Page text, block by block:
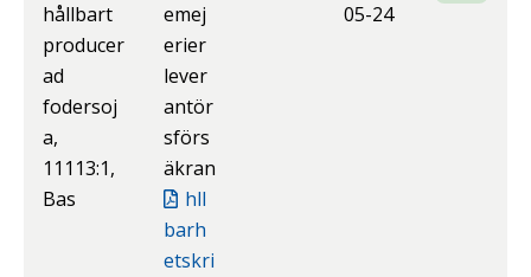
hållbart
producer
ad
fodersoj
a,
11113:1,
Bas
emej
erier
lever
antör
sförs
äkran
hll
barh
etskri
05-24